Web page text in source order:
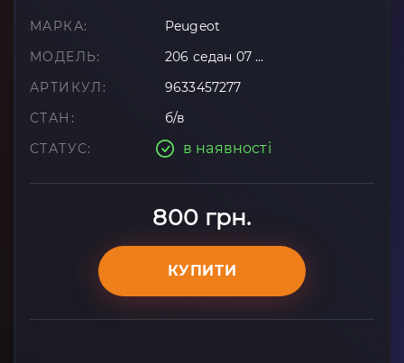
МАРКА:
Peugeot
МОДЕЛЬ:
206 седан 07 ...
АРТИКУЛ:
9633457277
СТАН:
б/в
СТАТУС:
в наявності
800 грн.
КУПИТИ